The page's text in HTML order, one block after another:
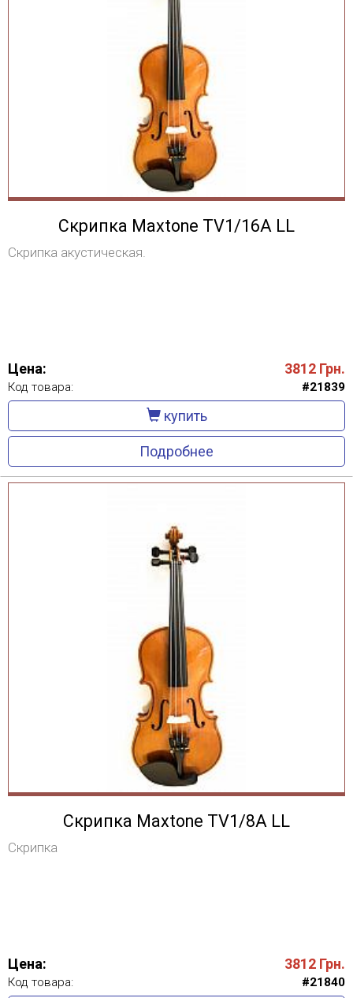
Скрипка Maxtone TV1/16A LL
Скрипка акустическая.
Цена: 3812 Грн.
Код товара: #21839
купить
Подробнее
Скрипка Maxtone TV1/8A LL
Скрипка
Цена: 3812 Грн.
Код товара: #21840